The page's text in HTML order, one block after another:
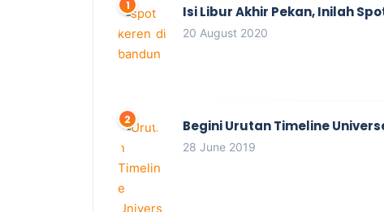
Isi Libur Akhir Pekan, Inilah
20 August 2020
Begini Urutan Timeline
28 June 2019